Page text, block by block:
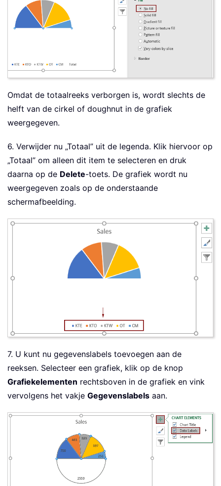
Omdat de totaalreeks verborgen is, wordt slechts de
helft van de cirkel of doughnut in de grafiek
weergegeven.
6. Verwijder nu „Totaal” uit de legenda. Klik hiervoor op
„Totaal” om alleen dit item te selecteren en druk
daarna op de Delete-toets. De grafiek wordt nu
weergegeven zoals op de onderstaande
schermafbeelding.
7. U kunt nu gegevenslabels toevoegen aan de
reeksen. Selecteer een grafiek, klik op de knop
Grafiekelementen rechtsboven in de grafiek en vink
vervolgens het vakje Gegevenslabels aan.